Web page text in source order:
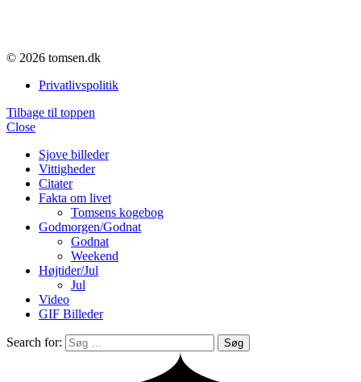
© 2026 tomsen.dk
Privatlivspolitik
Tilbage til toppen
Close
Sjove billeder
Vittigheder
Citater
Fakta om livet
Tomsens kogebog
Godmorgen/Godnat
Godnat
Weekend
Højtider/Jul
Jul
Video
GIF Billeder
Search for: Søg